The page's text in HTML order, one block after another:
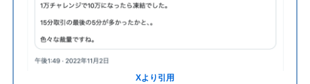
Xより引用